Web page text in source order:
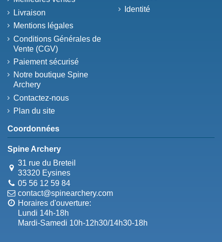
Livraison
Mentions légales
Conditions Générales de
Vente (CGV)
Paiement sécurisé
Notre boutique Spine
Archery
Contactez-nous
Plan du site
Identité
Coordonnées
Spine Archery
31 rue du Breteil
33320 Eysines
05 56 12 59 84
contact@spinearchery.com
Horaires d'ouverture:
Lundi 14h-18h
Mardi-Samedi 10h-12h30/14h30-18h